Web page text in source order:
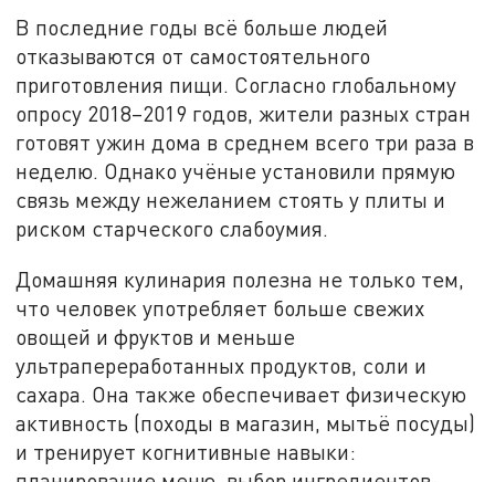
В последние годы всё больше людей
отказываются от самостоятельного
приготовления пищи. Согласно глобальному
опросу 2018–2019 годов, жители разных стран
готовят ужин дома в среднем всего три раза в
неделю. Однако учёные установили прямую
связь между нежеланием стоять у плиты и
риском старческого слабоумия.
Домашняя кулинария полезна не только тем,
что человек употребляет больше свежих
овощей и фруктов и меньше
ультрапереработанных продуктов, соли и
сахара. Она также обеспечивает физическую
активность (походы в магазин, мытьё посуды)
и тренирует когнитивные навыки: